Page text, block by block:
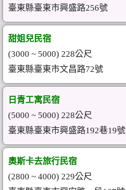
臺東縣臺東市興盛路256號
甜姐兒民宿
(3000 ~ 5000) 228公尺
臺東縣臺東市文昌路72號
日青工寓民宿
(5000 ~ 5000) 228公尺
臺東縣臺東市興盛路192巷19號
奧斯卡去旅行民宿
(2800 ~ 4000) 229公尺